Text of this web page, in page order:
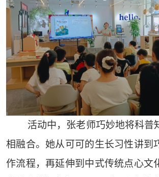
活动中，张老师巧妙地将科普
相融合。她从可可的生长习性讲到
作流程，再延伸到中式传统点心文